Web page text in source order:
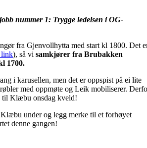
nummer 1: Trygge ledelsen i OG-
fra Gjenvollhytta med start kl 1800. Det
link), så vi samkjører fra Brubakken
1700.
i karusellen, men det er oppspist på ei lite
med oppmøte og Leik mobiliserer.
til Klæbu onsdag kveld!
under og legg merke til et forhøyet
denne gangen!